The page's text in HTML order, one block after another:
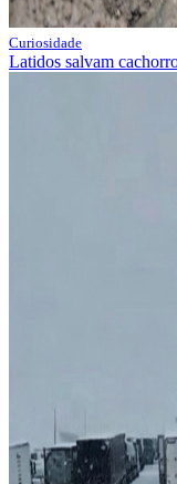
Curiosidade
Latidos salvam